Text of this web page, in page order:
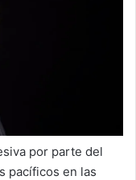
por parte del
pacíficos en las